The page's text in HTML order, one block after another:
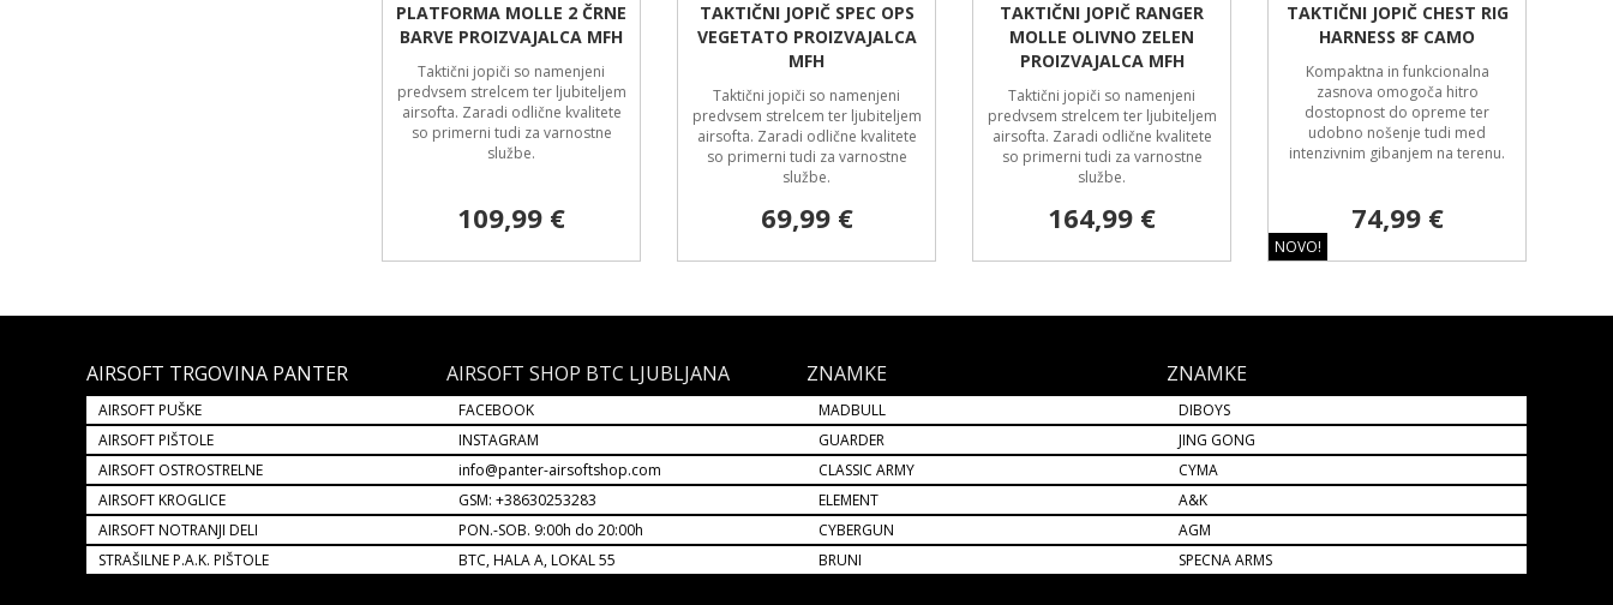
PLATFORMA MOLLE 2 ČRNE
BARVE PROIZVAJALCA MFH
Taktični jopiči so namenjeni
predvsem strelcem ter ljubiteljem
airsofta. Zaradi odlične kvalitete
so primerni tudi za varnostne
službe.
109,99 €
TAKTIČNI JOPIČ SPEC OPS
VEGETATO PROIZVAJALCA
MFH
Taktični jopiči so namenjeni
predvsem strelcem ter ljubiteljem
airsofta. Zaradi odlične kvalitete
so primerni tudi za varnostne
službe.
69,99 €
TAKTIČNI JOPIČ RANGER
MOLLE OLIVNO ZELEN
PROIZVAJALCA MFH
Taktični jopiči so namenjeni
predvsem strelcem ter ljubiteljem
airsofta. Zaradi odlične kvalitete
so primerni tudi za varnostne
službe.
164,99 €
NOVO!
TAKTIČNI JOPIČ CHEST RIG
HARNESS 8F CAMO
Kompaktna in funkcionalna
zasnova omogoča hitro
dostopnost do opreme ter
udobno nošenje tudi med
intenzivnim gibanjem na terenu.
74,99 €
AIRSOFT TRGOVINA PANTER
AIRSOFT PUŠKE
AIRSOFT PIŠTOLE
AIRSOFT OSTROSTRELNE
AIRSOFT KROGLICE
AIRSOFT NOTRANJI DELI
STRAŠILNE P.A.K. PIŠTOLE
AIRSOFT SHOP BTC LJUBLJANA
FACEBOOK
INSTAGRAM
info@panter-airsoftshop.com
GSM: +38630253283
PON.-SOB. 9:00h do 20:00h
BTC, HALA A, LOKAL 55
ZNAMKE
MADBULL
GUARDER
CLASSIC ARMY
ELEMENT
CYBERGUN
BRUNI
ZNAMKE
DIBOYS
JING GONG
CYMA
A&K
AGM
SPECNA ARMS